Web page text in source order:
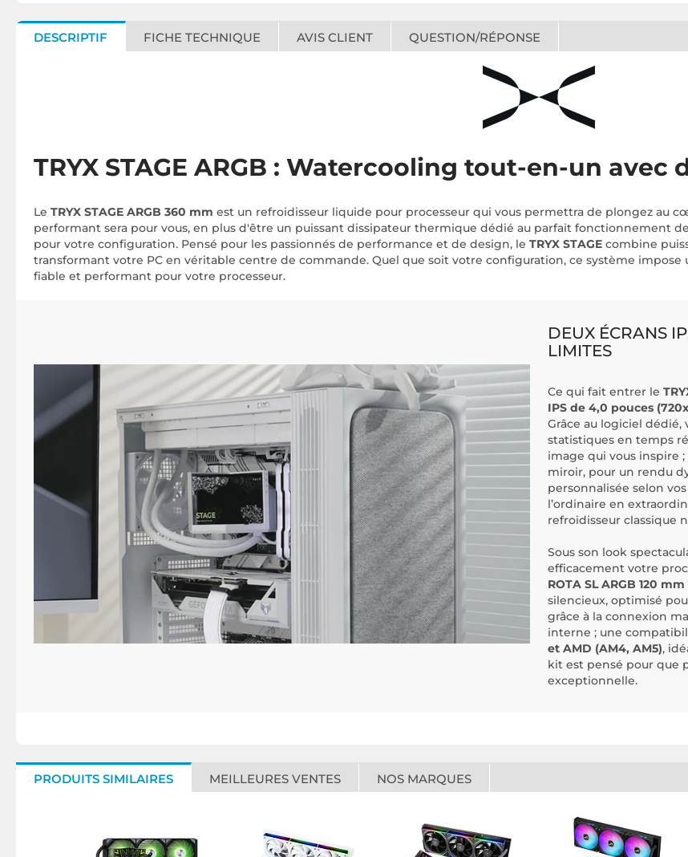
DESCRIPTIF FICHE TECHNIQUE AVIS CLIENT QUESTION/RÉPONSE
TRYX STAGE ARGB : Watercooling tout-en-un avec
Le TRYX STAGE ARGB 360 mm est un refroidisseur liquide pour processeur qui vous permettra de plongez au
performant sera pour vous, en plus d'être un puissant dissipateur thermique dédié au parfait fonctionnement
pour votre configuration. Pensé pour les passionnés de performance et de design, le TRYX STAGE combine
transformant votre PC en véritable centre de commande. Quel que soit votre configuration, ce système
fiable et performant pour votre processeur.
DEUX ÉCRANS
LIMITES
Ce qui fait entrer le
IPS de 4,0 pouces
Grâce au logiciel dédié,
statistiques en temps
image qui vous inspire
miroir, pour un rendu
personnalisée selon
l’ordinaire en
refroidisseur classique
Sous son look
efficacement votre
ROTA SL ARGB 120 mm
silencieux, optimisé
grâce à la connexion
interne ; une
et AMD (AM4, AM5),
kit est pensé pour que
exceptionnelle.
PRODUITS SIMILAIRES MEILLEURES VENTES NOS MARQUES